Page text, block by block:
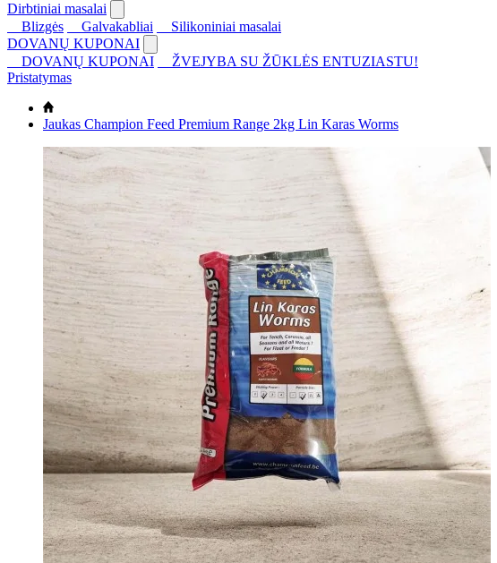
Dirbtiniai masalai
Blizgės
Galvakabliai
Silikoniniai masalai
DOVANŲ KUPONAI
DOVANŲ KUPONAI
ŽVEJYBA SU ŽŪKLĖS ENTUZIASTU!
Pristatymas
Jaukas Champion Feed Premium Range 2kg Lin Karas Worms